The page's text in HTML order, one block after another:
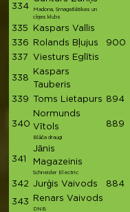
334
Madona, Smagatlētikas un
cīņas klubs
335 Kaspars Vallis
336
Rolands Bļujus 900
337
Viesturs Eglītis
338
Kaspars
Tauberis
339 Toms Lietapurs 894
340
Normunds
Vītols
Blāča draugi
889
341
Jānis
Magazeinis
Schneider Electric
342 Jurģis Vaivods 884
343 Renars Vaivods
DNB